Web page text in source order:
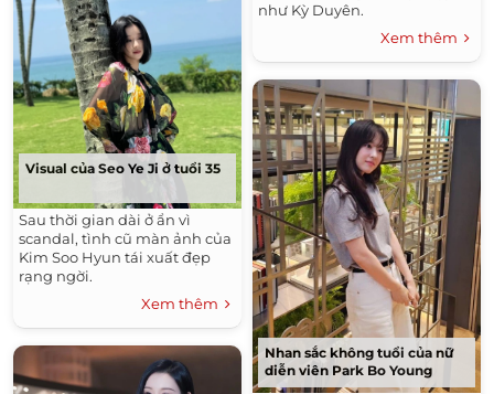
Visual của Seo Ye Ji ở tuổi 35
Sau thời gian dài ở ẩn vì
scandal, tình cũ màn ảnh của
Kim Soo Hyun tái xuất đẹp
rạng ngời.
Xem thêm
như Kỳ Duyên.
Xem thêm
Nhan sắc không tuổi của nữ
diễn viên Park Bo Young